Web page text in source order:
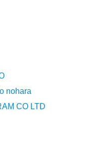
nohara
CO LTD